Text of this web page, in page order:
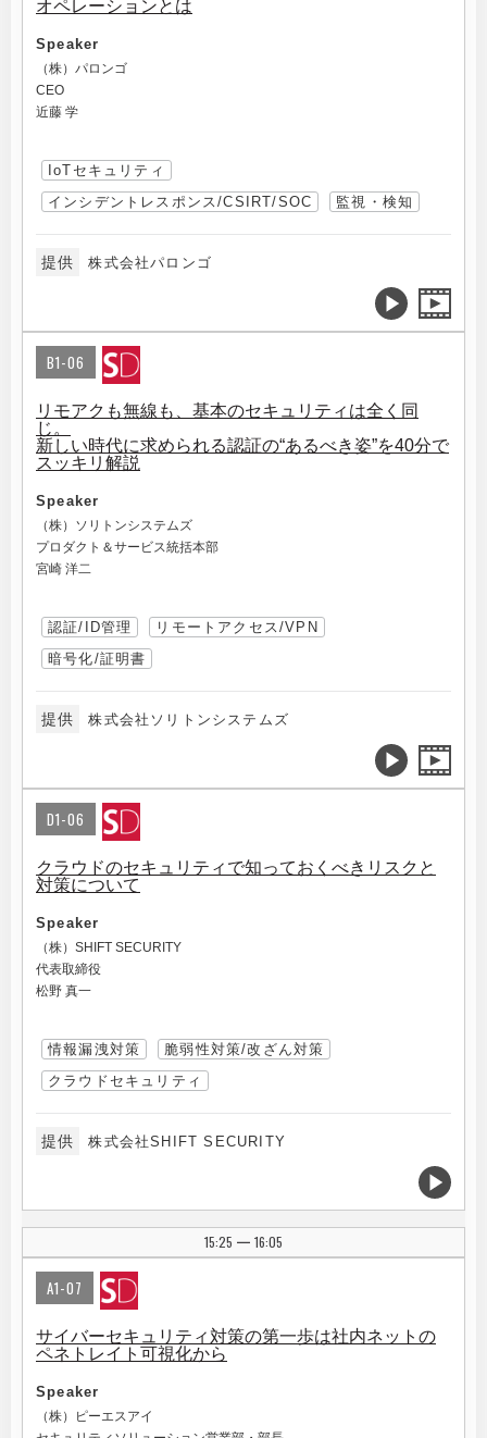
オペレーションとは
Speaker
（株）パロンゴ
CEO
近藤 学
IoTセキュリティ
インシデントレスポンス/CSIRT/SOC
監視・検知
提供 株式会社パロンゴ
B1-06
リモアクも無線も、基本のセキュリティは全く同
じ。
新しい時代に求められる認証の“あるべき姿”を40分で
スッキリ解説
Speaker
（株）ソリトンシステムズ
プロダクト＆サービス統括本部
宮崎 洋二
認証/ID管理
リモートアクセス/VPN
暗号化/証明書
提供 株式会社ソリトンシステムズ
D1-06
クラウドのセキュリティで知っておくべきリスクと
対策について
Speaker
（株）SHIFT SECURITY
代表取締役
松野 真一
情報漏洩対策
脆弱性対策/改ざん対策
クラウドセキュリティ
提供 株式会社SHIFT SECURITY
15:25 | 16:05
A1-07
サイバーセキュリティ対策の第一歩は社内ネットの
ペネトレイト可視化から
Speaker
（株）ピーエスアイ